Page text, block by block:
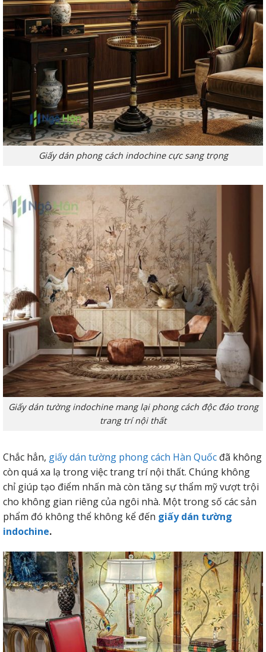
Giấy dán phong cách indochine cực sang trọng
Giấy dán tường indochine mang lại phong cách độc đáo trong
trang trí nội thất
Chắc hẳn, giấy dán tường phong cách Hàn Quốc đã không
còn quá xa lạ trong việc trang trí nội thất. Chúng không
chỉ giúp tạo điểm nhấn mà còn tăng sự thẩm mỹ vượt trội
cho không gian riêng của ngôi nhà. Một trong số các sản
phẩm đó không thể không kể đến giấy dán tường
indochine.